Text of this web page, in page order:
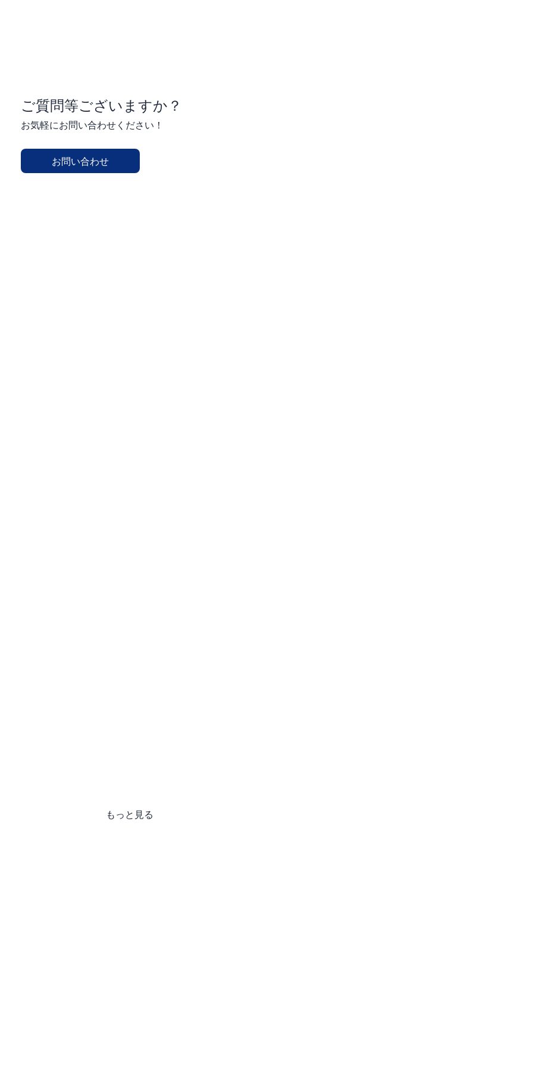
ご質問等ございますか？
お気軽にお問い合わせください！
お問い合わせ
もっと見る